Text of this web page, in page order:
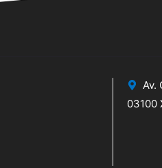
Av.
03100